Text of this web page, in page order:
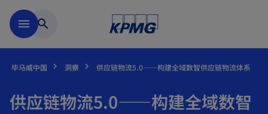
menu search
毕马威中国 洞察 供应链物流5.0——构建全域数智供应链物流体系
供应链物流5.0——构建全域数智